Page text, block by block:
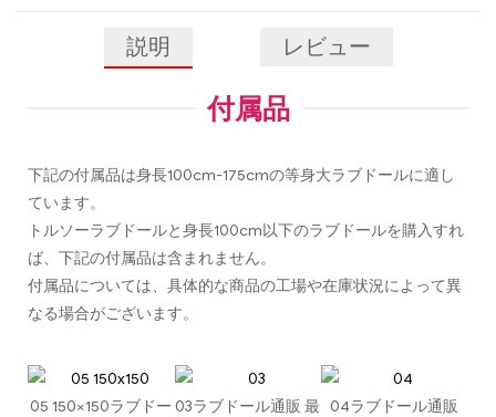
説明 レビュー
付属品
下記の付属品は身長100cm-175cmの等身大ラブドールに適し
ています。
トルソーラブドールと身長100cm以下のラブドールを購入すれ
ば、下記の付属品は含まれません。
付属品については、具体的な商品の工場や在庫状況によって異
なる場合がございます。
05 150×150ラブドー 03ラブドール通販 最
04ラブドール通販